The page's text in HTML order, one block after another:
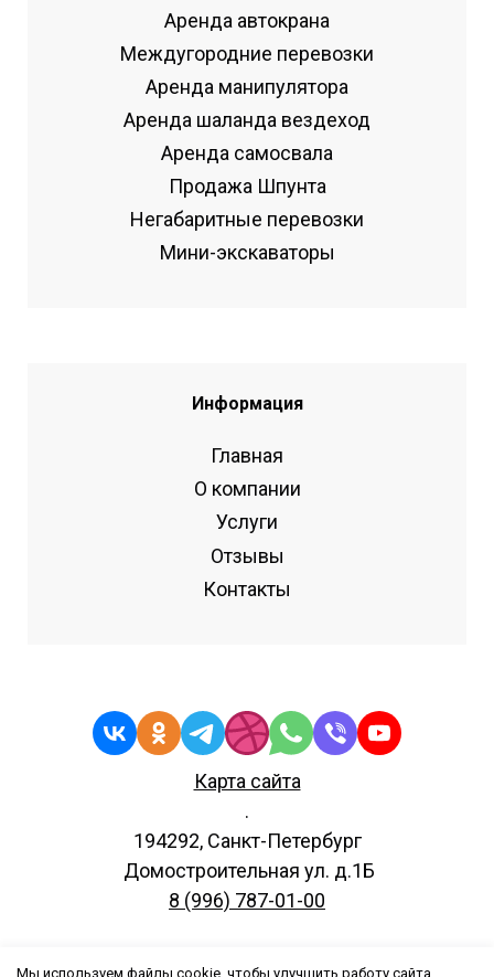
Аренда автокрана
Междугородние перевозки
Аренда манипулятора
Аренда шаланда вездеход
Аренда самосвала
Продажа Шпунта
Негабаритные перевозки
Мини-экскаваторы
Информация
Главная
О компании
Услуги
Отзывы
Контакты
Карта сайта
.
194292, Санкт-Петербург
Домостроительная ул. д.1Б
8 (996) 787-01-00
Мы используем файлы cookie, чтобы улучшить работу сайта.